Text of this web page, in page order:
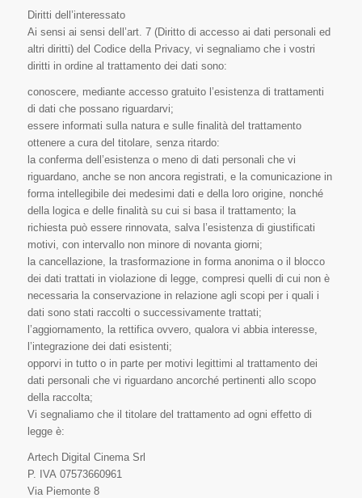
Diritti dell’interessato
Ai sensi ai sensi dell’art. 7 (Diritto di accesso ai dati personali ed
altri diritti) del Codice della Privacy, vi segnaliamo che i vostri
diritti in ordine al trattamento dei dati sono:
conoscere, mediante accesso gratuito l’esistenza di trattamenti
di dati che possano riguardarvi;
essere informati sulla natura e sulle finalità del trattamento
ottenere a cura del titolare, senza ritardo:
la conferma dell’esistenza o meno di dati personali che vi
riguardano, anche se non ancora registrati, e la comunicazione in
forma intellegibile dei medesimi dati e della loro origine, nonché
della logica e delle finalità su cui si basa il trattamento; la
richiesta può essere rinnovata, salva l’esistenza di giustificati
motivi, con intervallo non minore di novanta giorni;
la cancellazione, la trasformazione in forma anonima o il blocco
dei dati trattati in violazione di legge, compresi quelli di cui non è
necessaria la conservazione in relazione agli scopi per i quali i
dati sono stati raccolti o successivamente trattati;
l’aggiornamento, la rettifica ovvero, qualora vi abbia interesse,
l’integrazione dei dati esistenti;
opporvi in tutto o in parte per motivi legittimi al trattamento dei
dati personali che vi riguardano ancorché pertinenti allo scopo
della raccolta;
Vi segnaliamo che il titolare del trattamento ad ogni effetto di
legge è:
Artech Digital Cinema Srl
P. IVA 07573660961
Via Piemonte 8